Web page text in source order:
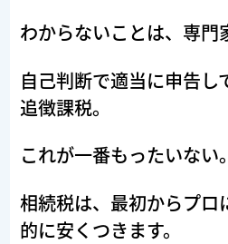
わからないことは、専門
自己判断で適当に申告し
追徴課税。
これが一番もったいない。
相続税は、最初からプロ
的に安くつきます。